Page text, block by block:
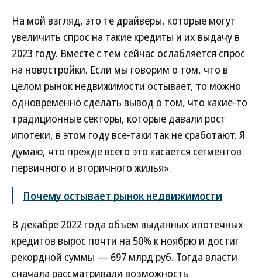
На мой взгляд, это те драйверы, которые могут
увеличить спрос на такие кредиты и их выдачу в
2023 году. Вместе с тем сейчас ослабляется спрос
на новостройки. Если мы говорим о том, что в
целом рынок недвижимости остывает, то можно
одновременно сделать вывод о том, что какие-то
традиционные секторы, которые давали рост
ипотеки, в этом году все-таки так не сработают. Я
думаю, что прежде всего это касается сегментов
первичного и вторичного жилья».
Почему остывает рынок недвижимости
В декабре 2022 года объем выданных ипотечных
кредитов вырос почти на 50% к ноябрю и достиг
рекордной суммы — 697 млрд руб. Тогда власти
сначала рассматривали возможность